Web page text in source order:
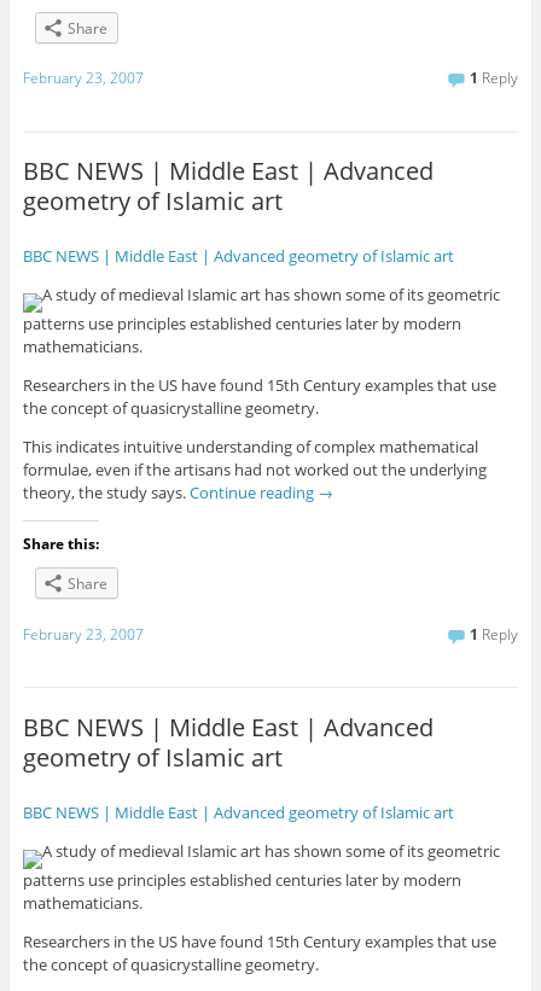
Share
February 23, 2007 1 Reply
BBC NEWS | Middle East | Advanced
geometry of Islamic art
BBC NEWS | Middle East | Advanced geometry of Islamic art
A study of medieval Islamic art has shown some of its geometric
patterns use principles established centuries later by modern
mathematicians.
Researchers in the US have found 15th Century examples that use
the concept of quasicrystalline geometry.
This indicates intuitive understanding of complex mathematical
formulae, even if the artisans had not worked out the underlying
theory, the study says.Continue reading →
Share this:
Share
February 23, 2007 1 Reply
BBC NEWS | Middle East | Advanced
geometry of Islamic art
BBC NEWS | Middle East | Advanced geometry of Islamic art
A study of medieval Islamic art has shown some of its geometric
patterns use principles established centuries later by modern
mathematicians.
Researchers in the US have found 15th Century examples that use
the concept of quasicrystalline geometry.